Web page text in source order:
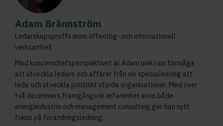
Adam Brännström
Ledarskapsproffs inom offentlig- och internationell
verksamhet
Med koncernchefsperspektivet är Adam unik i sin förmåga
att utveckla ledare och affärer från sin specialisering att
leda och utveckla politiskt styrda organisationer. Med över
två decenniers framgångsrik erfarenhet inom både
energiindustrin och management consulting ger han nytt
fokus på förändringsledning.